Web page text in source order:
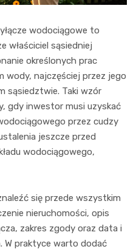
wodociągowe to
właściciel sąsiedniej
określonych prac
wody, najczęściej przez jego
sąsiedztwie. Taki wzór
gdy inwestor musi uzyskać
przez cudzy
jeszcze przed
wodociągowego,
się przede wszystkim
nieruchomości, opis
zakres zgody oraz data i
W praktyce warto dodać